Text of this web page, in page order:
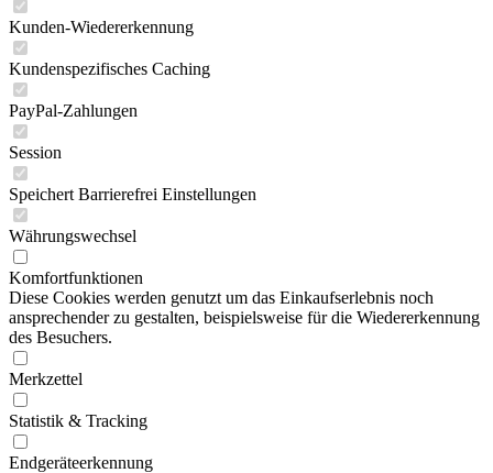
Kunden-Wiedererkennung
Kundenspezifisches Caching
PayPal-Zahlungen
Session
Speichert Barrierefrei Einstellungen
Währungswechsel
Komfortfunktionen
Diese Cookies werden genutzt um das Einkaufserlebnis noch
ansprechender zu gestalten, beispielsweise für die Wiedererkennung
des Besuchers.
Merkzettel
Statistik & Tracking
Endgeräteerkennung